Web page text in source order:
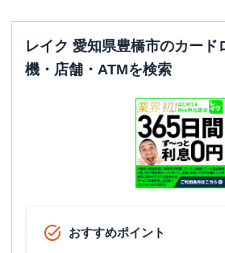
レイク 愛知県豊橋市のカード
機・店舗・ATMを検索
おすすめポイント